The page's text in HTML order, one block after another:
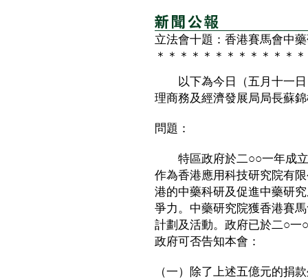
立法會十題：香港賽馬會中
＊＊＊＊＊＊＊＊＊＊＊＊
以下為今日（五月十一日
理商務及經濟發展局局長蘇
問題：
特區政府於二○○一年成立
作為香港應用科技研究院有
港的中藥科研及促進中藥研
爭力。中藥研究院獲香港賽
計劃及活動。政府已於二○一
政府可否告知本會：
（一）除了上述五億元的捐